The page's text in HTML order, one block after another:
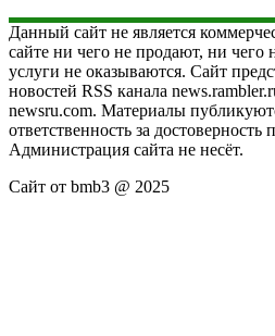
Данный сайт не является
сайте ни чего не продают, ни чего
услуги не оказываются. Сайт
новостей RSS канала
newsru.com. Материалы
ответственность за
Администрация сайта не несёт.
Сайт от bmb3 @ 2025